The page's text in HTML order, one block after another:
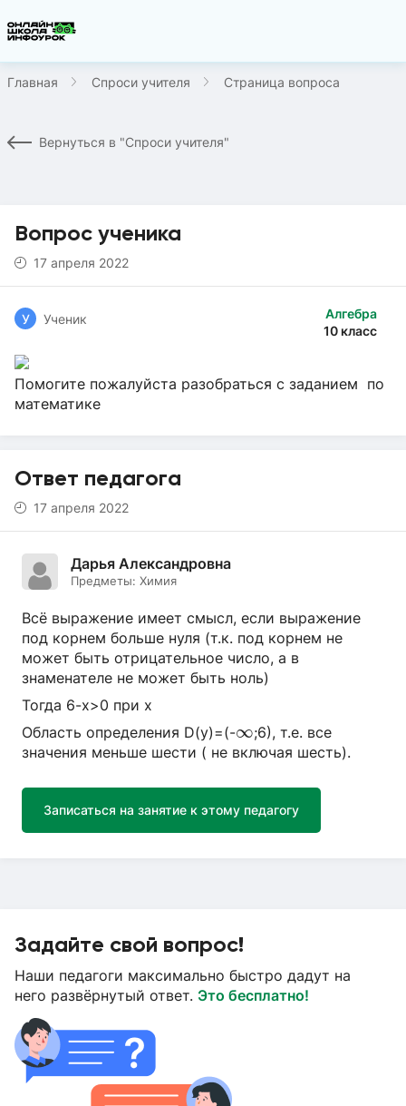
Главная Спроси учителя Страница вопроса
Вернуться в "Спроси учителя"
Вопрос ученика
17 апреля 2022
Алгебра
10 класс
У Ученик
Помогите пожалуйста разобраться с заданием по
математике
Ответ педагога
17 апреля 2022
Дарья Александровна
Предметы: Химия
Всё выражение имеет смысл, если выражение
под корнем больше нуля (т.к. под корнем не
может быть отрицательное число, а в
знаменателе не может быть ноль)
Тогда 6-х>0 при x
Область определения D(y)=(-∞
∞;6), т.е. все
значения меньше шести ( не включая шесть).
Записаться на занятие к этому педагогу
Задайте свой вопрос!
Наши педагоги максимально быстро дадут на
него развёрнутый ответ. Это бесплатно!